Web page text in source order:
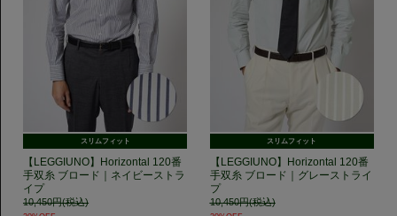
スリムフィット
【LEGGIUNO】Horizontal 120番
手双糸 ブロード｜ネイビーストラ
イプ
10,450円(税込)
スリムフィット
【LEGGIUNO】Horizontal 120番
手双糸 ブロード｜グレーストライ
プ
10,450円(税込)